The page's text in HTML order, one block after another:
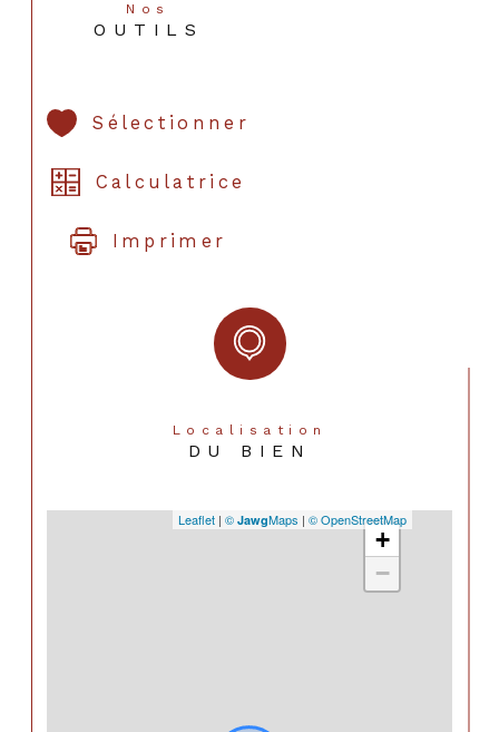
Nos
OUTILS
Sélectionner
Calculatrice
Imprimer
Localisation
DU BIEN
+
−
Leaflet | © JawgMaps | © OpenStreetMap